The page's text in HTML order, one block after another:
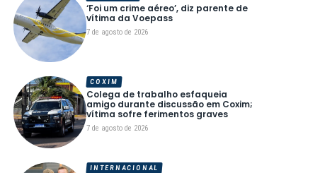
‘Foi um crime aéreo’, diz parente de
vítima da Voepass
7 de agosto de 2026
Colega de trabalho esfaqueia
amigo durante discussão em Coxim;
vítima sofre ferimentos graves
7 de agosto de 2026
COXIM
INTERNACIONAL